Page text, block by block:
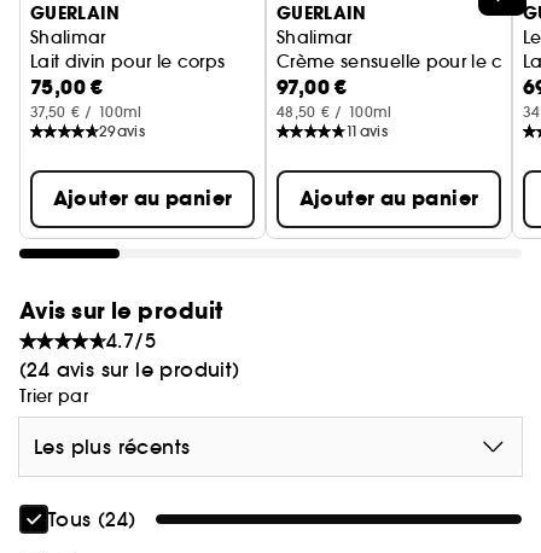
Après un départ de bergamote, L'Instant Magic
dévoile un floral musqué aux notes fraîches (rose,
freesia). Le sillage de muscs blancs travaillé en
‘Musquinade' (un clin d'œil à la célèbre
Guerlinade) se réchauffe de bois d'amande.
GUERLAIN
Shalimar
Lait divin pour le corps
75,00 €
37,50 € / 100ml
29avis
Ajouter au panier
GUERLAIN
Shalimar
Crème sensuelle pour le corps
97,00 €
48,50 € / 100ml
11 avis
Ajouter au panier
Avis sur le produit
4.7/5
(24 avis sur le produit)
Trier par
Les plus récents
Tous (24)